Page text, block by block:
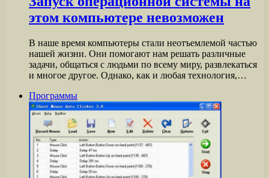
этом компьютере невозможен
В наше время компьютеры стали неотъемлемой частью
нашей жизни. Они помогают нам решать различные
задачи, общаться с людьми по всему миру, развлекаться
и многое другое. Однако, как и любая технология,…
Программы